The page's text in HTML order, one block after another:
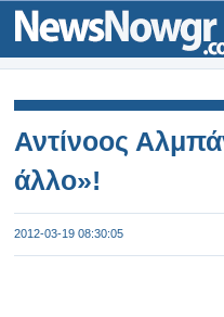
Αντίνοος
άλλο»!
2012-03-19 08:30:05